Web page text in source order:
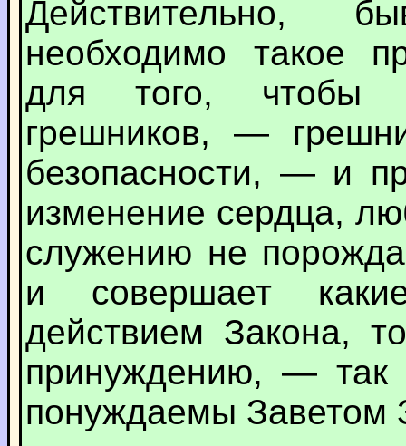
Действительно,
необходимо такое
для того, чтобы
грешников, —
безопасности, — и
изменение сердца,
служению не
и совершает
действием Закона,
принуждению, — так
понуждаемы Заветом